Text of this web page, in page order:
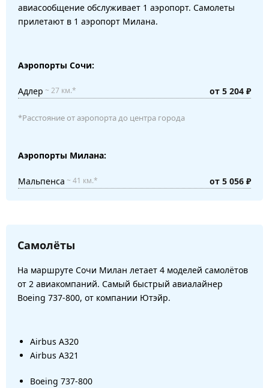
авиасообщение обслуживает 1 аэропорт. Самолеты
прилетают в 1 аэропорт Милана.
Аэропорты Сочи:
Адлер ~ 27 км.* от 5 204 ₽
*Расстояние от аэропорта до центра города
Аэропорты Милана:
Мальпенса ~ 41 км.* от 5 056 ₽
Самолёты
На маршруте Сочи Милан летает 4 моделей самолётов
от 2 авиакомпаний. Самый быстрый авиалайнер
Boeing 737-800, от компании Ютэйр.
Airbus A320
Airbus A321
Boeing 737-800